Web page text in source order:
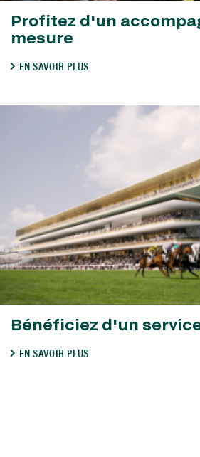
Profitez d'un
mesure
EN SAVOIR PLUS
Bénéficiez d'un
EN SAVOIR PLUS